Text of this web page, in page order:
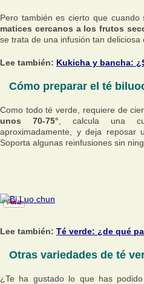
Pero también es cierto que
matices cercanos a los frutos
se trata de una infusión tan deliciosa
Lee también: Kukicha y bancha:
Cómo preparar el té
Como todo té verde, requiere de
unos 70-75° , calcula una
aproximadamente, y deja reposar
Soporta algunas reinfusiones sin
Lee también: Té verde: ¿de qué
Otras variedades de té
¿Te ha gustado lo que has